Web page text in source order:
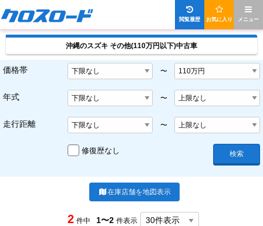
メニュー
お気に入り
閲覧履歴
沖縄のスズキ その他(110万円以下)中古車
価格帯 〜
年式 〜
走行距離 〜
修復歴なし 検索
在庫店舗を地図表示
2 件中 1〜2 件表示